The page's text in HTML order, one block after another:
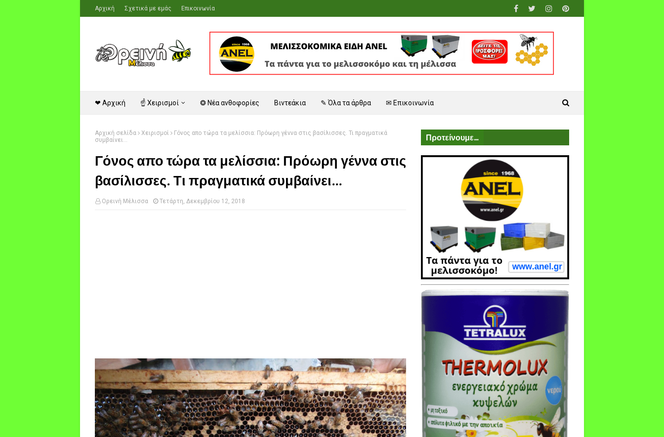
Αρχική Σχετικά με εμάς Επικοινωνία
❤ Αρχική ☝ Χειρισμοί ❂ Νέα ανθοφορίες Βιντεάκια ✎ Όλα τα άρθρα ✉ Επικοινωνία
Αρχική σελίδα Χειρισμοί
Γόνος απο τώρα τα μελίσσια: Πρόωρη γέννα στις βασίλισσες. Τι πραγματικά
συμβαίνει...
Γόνος απο τώρα τα μελίσσια: Πρόωρη γέννα στις
βασίλισσες. Τι πραγματικά συμβαίνει...
Ορεινή Μέλισσα Τετάρτη, Δεκεμβρίου 12, 2018
Προτείνουμε...